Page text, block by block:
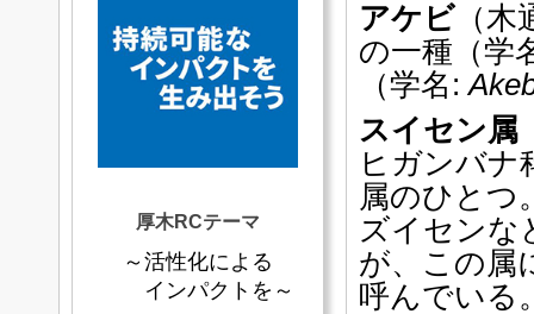
アケビ（木
の一種（学
（学名:
スイセン属
ヒガンバナ
属のひとつ
ズイセンな
が、この属
呼んでいる
厚木RCテーマ
～活性化による
インパクトを～